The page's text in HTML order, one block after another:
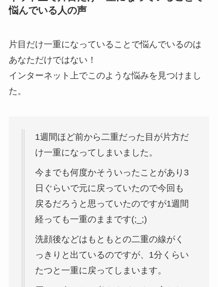
悩んでいる人の声
片目だけ一重になっていることで悩んでいるのは
あなただけではない！
インターネット上でこのような悩みを見つけまし
た。
1週間ほど前から二重だった目が片方だ
け一重になってしまいました。
今までも何度かそういったことがあり3
日ぐらいで元に戻っていたので今回も
戻るだろうと思っていたのですが1週間
経っても一重のままです(;_;)
洗顔後などはもともとの二重の線がく
っきりと出ているのですが、1分くらい
たつと一重に戻ってしまいます。